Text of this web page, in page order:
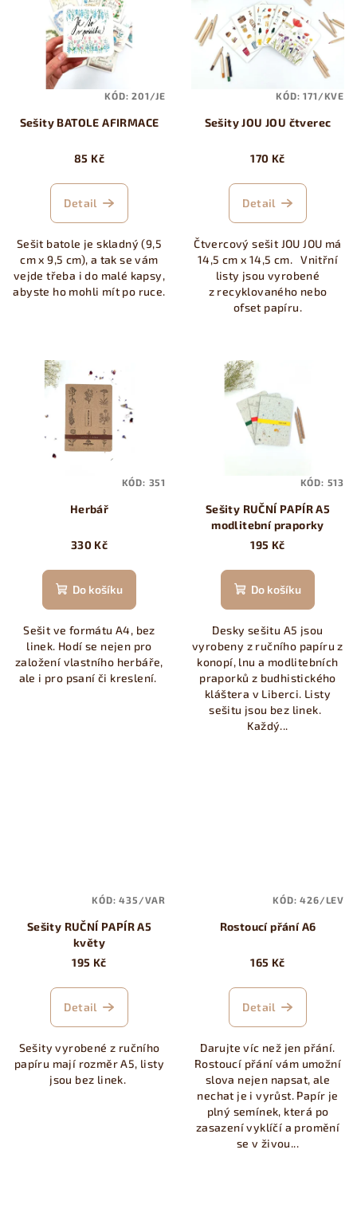
ů
Sešity BATOLE AFIRMACE
85 Kč
Detail
Sešit batole je skladný (9,5
cm x 9,5 cm), a tak se vám
vejde třeba i do malé kapsy,
abyste ho mohli mít po ruce.
KÓD:201/JE
Sešity JOU JOU čtverec
170 Kč
Detail
Čtvercový sešit JOU JOU má
14,5 cm x 14,5 cm. Vnitřní
listy jsou vyrobené
z recyklovaného nebo
ofset papíru.
KÓD:171/KVE
Herbář
330 Kč
Do košíku
Sešit ve formátu A4, bez
linek. Hodí se nejen pro
založení vlastního herbáře,
ale i pro psaní či kreslení.
KÓD: 351
Sešity RUČNÍ PAPÍR A5
modlitební praporky
195 Kč
Do košíku
Desky sešitu A5 jsou
vyrobeny z ručního papíru z
konopí, lnu a modlitebních
praporků z budhistického
kláštera v Liberci. Listy
sešitu jsou bez linek.
Každý...
KÓD: 513
Sešity RUČNÍ PAPÍR A5
květy
195 Kč
Detail
Sešity vyrobené z ručního
papíru mají rozměr A5, listy
jsou bez linek.
KÓD:435/VAR
Rostoucí přání A6
165 Kč
Detail
Darujte víc než jen přání.
Rostoucí přání vám umožní
slova nejen napsat, ale
nechat je i vyrůst. Papír je
plný semínek, která po
zasazení vyklíčí a promění
se v živou...
KÓD:426/LEV